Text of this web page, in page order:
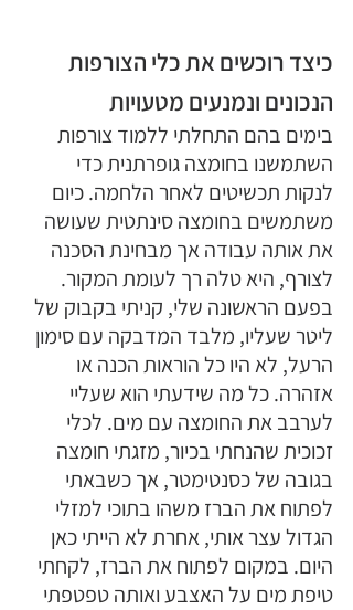
כיצד רוכשים את כלי הצורפות
הנכונים ונמנעים מטעויות
בימים בהם התחלתי ללמוד צורפות
השתמשנו בחומצה גופרתנית כדי
לנקות תכשיטים לאחר הלחמה. כיום
משתמשים בחומצה סינתטית שעושה
את אותה עבודה אך מבחינת הסכנה
לצורף, היא טלה רך לעומת המקור.
בפעם הראשונה שלי, קניתי בקבוק של
ליטר שעליו, מלבד המדבקה עם סימון
הרעל, לא היו כל הוראות הכנה או
אזהרה. כל מה שידעתי הוא שעליי
לערבב את החומצה עם מים. לכלי
זכוכית שהנחתי בכיור, מזגתי חומצה
בגובה של כסנטימטר, אך כשבאתי
לפתוח את הברז משהו בתוכי למזלי
הגדול עצר אותי, אחרת לא הייתי כאן
היום. במקום לפתוח את הברז, לקחתי
טיפת מים על האצבע ואותה טפטפתי